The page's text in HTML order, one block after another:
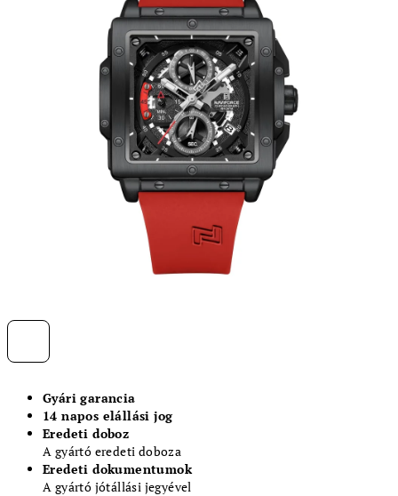
Gyári garancia
14 napos elállási jog
Eredeti doboz
A gyártó eredeti doboza
Eredeti dokumentumok
A gyártó jótállási jegyével
csillag.